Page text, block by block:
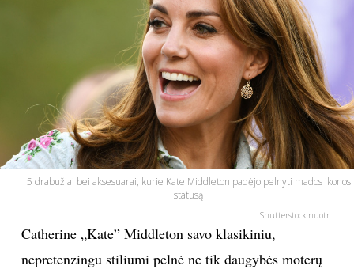
HOROSKOPAI
ASTROLOGIJA
POLITIKA
5 drabužiai bei aksesuarai, kurie Kate Middleton padėjo pelnyti mados ikonos
statusą
Shutterstock nuotr.
Catherine „Kate” Middleton savo klasikiniu,
nepretenzingu stiliumi pelnė ne tik daugybės moterų